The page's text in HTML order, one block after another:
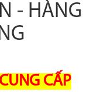
- HÀNG
CẤP